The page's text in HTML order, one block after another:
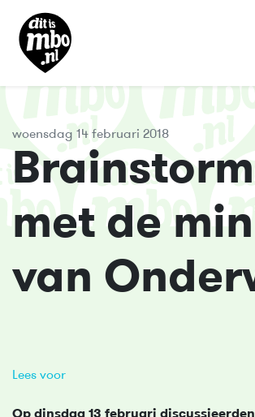
woensdag 14 februari 2018
met de
van
Lees voor